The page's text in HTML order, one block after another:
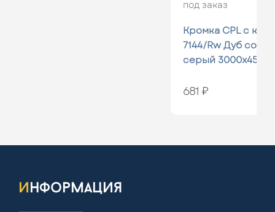
под заказ
Кромка CPL с
7144/Rw Дуб
серый
681 ₽
информация